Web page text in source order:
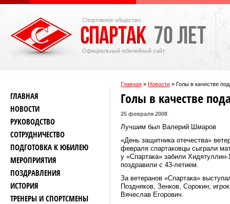
Спортивное общество
Официальный юбилейный сайт
Главная » Новости » Голы в качестве
ГЛАВНАЯ
НОВОСТИ
РУКОВОДСТВО
СОТРУДНИЧЕСТВО
ПОДГОТОВКА К ЮБИЛЕЮ
МЕРОПРИЯТИЯ
ПОЗДРАВЛЕНИЯ
ИСТОРИЯ
ТРЕНЕРЫ И СПОРТСМЕНЫ
Голы в качестве
25 февраля 2008
Лучшим был Валерий Шмаров
«День защитника отечества»
февраля спартаковцы сыграли
у «Спартака» забили
поздравили с 43-летием.
За ветеранов «Спартака»
Поздняков, Зенков, Сорокин;
Вячеслав Егорович.